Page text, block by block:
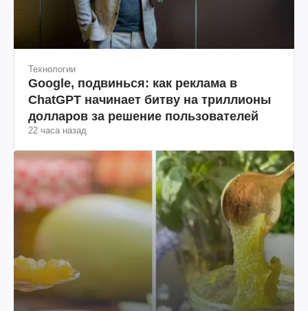
Технологии
Google, подвинься: как реклама в
ChatGPT начинает битву на триллионы
долларов за решение пользователей
22 часа назад